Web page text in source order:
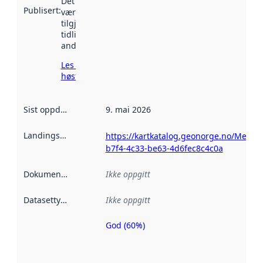
Publisert:vært
tilgjengelig
tidligere
andre steder.
Les mer om
høsting her
Sist oppdatert 9. mai 2026
Landingsside
https://kartkatalog.geonorge.no/
b7f4-4c33-be63-4d6fec8c4c0a
Dokumentasjon Ikke oppgitt
Datasettype Ikke oppgitt
Metadatakvalitet
God (60%)